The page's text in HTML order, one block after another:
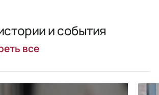
и события
все